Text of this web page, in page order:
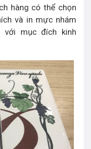
hàng có thể chọn
và in mực nhám
với mục đích kinh